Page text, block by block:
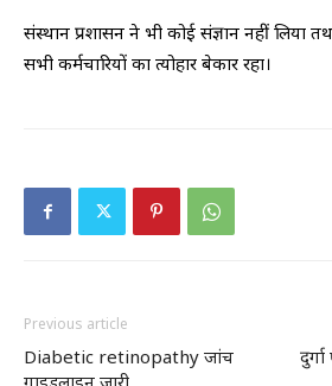
संस्थान प्रशासन ने भी कोई संज्ञान नहीं लिया
सभी कर्मचारियों का त्योहार बेकार रहा।
Previous article
Diabetic retinopathy जांच
गाइडलाइन जारी